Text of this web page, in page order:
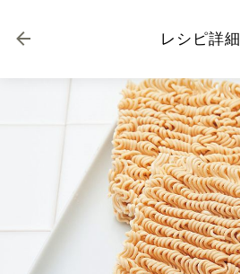
レシピ詳細